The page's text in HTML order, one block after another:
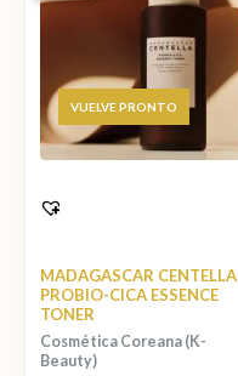
AGOTADO
MADAGASCAR CENTELLA
PROBIO-CICA ESSENCE
TONER
Cosmética Coreana (K-
Beauty)